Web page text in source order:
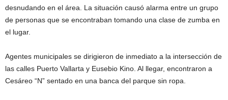
desnudando en el área. La situación causó alarma entre un grupo
de personas que se encontraban tomando una clase de zumba en
el lugar.
Agentes municipales se dirigieron de inmediato a la intersección de
las calles Puerto Vallarta y Eusebio Kino. Al llegar, encontraron a
Cesáreo “N” sentado en una banca del parque sin ropa.